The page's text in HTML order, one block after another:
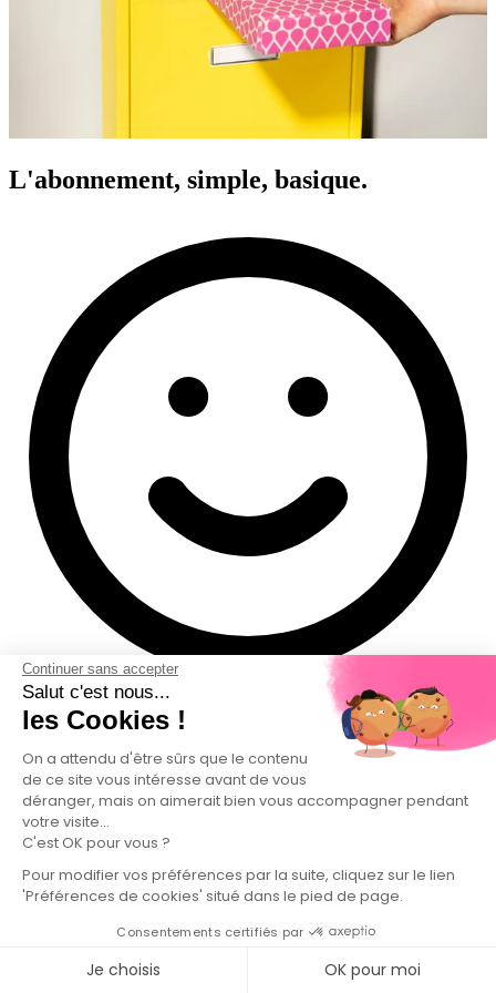
Continuer sans accepter
Salut c'est nous...
les Cookies !
On a attendu d'être sûrs que le contenu
de ce site vous intéresse avant de vous
déranger, mais on aimerait bien vous accompagner pendant
votre visite...
C'est OK pour vous ?
Pour modifier vos préférences par la suite, cliquez sur le lien
'Préférences de cookies' situé dans le pied de page.
Consentements certifiés par
Je choisis OK pour moi
L'abonnement, simple, basique.
AUJOURD'HUI
Votre essai sans engagement
Testez 1 recharge de Brosse à dents pour 5,99 €
Votre kit d'essai contient :